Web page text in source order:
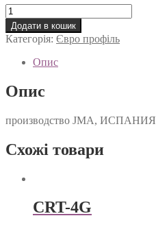
PTN-
15G
кількість
Додати в кошик
Категорія: Євро профіль
Опис
Опис
производство JMA, ИСПАНИЯ
Схожі товари
CRT-4G